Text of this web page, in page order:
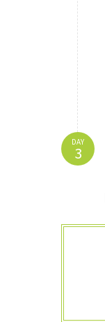
DAY